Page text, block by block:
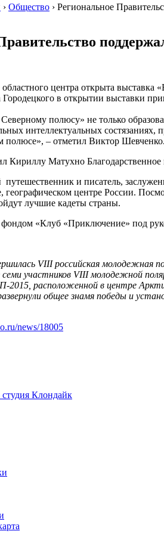
› Общество › Региональное
центра открыта
в открытии выставки
полюсу» не только
интеллектуальных
полюсе», – отметил Виктор Шевченко.
Кириллу Матухно Благодарственное
и писатель,
географическом центре России.
лучшие кадеты страны.
фондом «Клуб «Приключение» под
VIII российская
участников VIII молодежной
расположенной в центре
общее знамя победы и
news/18005
студия Клондайк